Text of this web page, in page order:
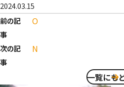
2024.03.15
前の記
事
O
次の記
事
N
一覧にも